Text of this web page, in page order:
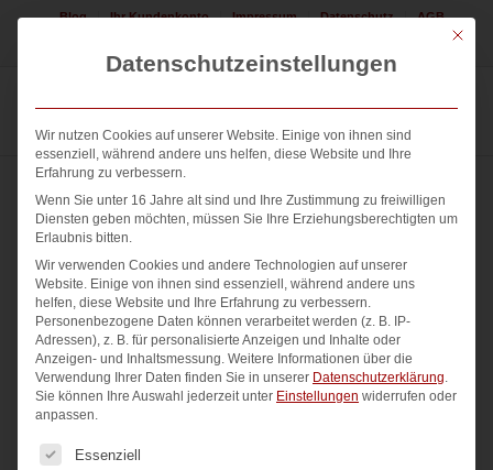
Blog Ihr Kundenkonto Impressum Datenschutz AGB
Sortieren nach
Mit
Datenschutzeinstellungen
Wir nutzen Cookies auf unserer Website. Einige von ihnen sind
essenziell, während andere uns helfen, diese Website und Ihre
Erfahrung zu verbessern.
Wenn Sie unter 16 Jahre alt sind und Ihre Zustimmung zu freiwilligen
Diensten geben möchten, müssen Sie Ihre Erziehungsberechtigten um
Erlaubnis bitten.
Wir verwenden Cookies und andere Technologien auf unserer
Website. Einige von ihnen sind essenziell, während andere uns
helfen, diese Website und Ihre Erfahrung zu verbessern.
Personenbezogene Daten können verarbeitet werden (z. B. IP-
Adressen), z. B. für personalisierte Anzeigen und Inhalte oder
Anzeigen- und Inhaltsmessung. Weitere Informationen über die
Verwendung Ihrer Daten finden Sie in unserer Datenschutzerklärung.
Sie können Ihre Auswahl jederzeit unter Einstellungen widerrufen oder
anpassen.
Es folgt eine Liste der Service-Gruppen, für die eine
Essenziell